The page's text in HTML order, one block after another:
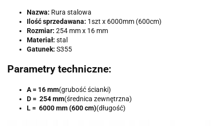
Nazwa: Rura stalowa
Ilość sprzedawana: 1szt x 6000mm (600cm)
Rozmiar: 254 mm x 16 mm
Materiał: stal
Gatunek: S355
Parametry techniczne:
A = 16 mm(grubość ścianki)
D = 254 mm(średnica zewnętrzna)
L = 6000 mm (600 cm)(długość)